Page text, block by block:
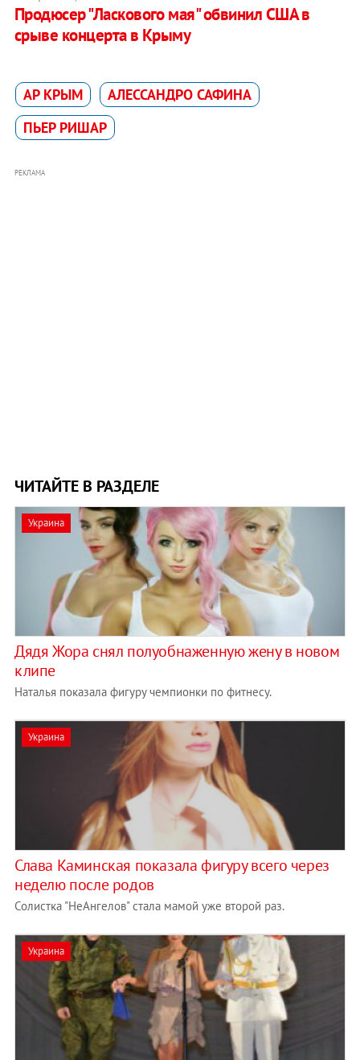
Продюсер "Ласкового мая" обвинил США в
срыве концерта в Крыму
АР КРЫМ
АЛЕССАНДРО САФИНА
ПЬЕР РИШАР
РЕКЛАМА
ЧИТАЙТЕ В РАЗДЕЛЕ
Украина
Дядя Жора снял полуобнаженную жену в новом
клипе
Наталья показала фигуру чемпионки по фитнесу.
Украина
Слава Каминская показала фигуру всего через
неделю после родов
Солистка "НеАнгелов" стала мамой уже второй раз.
Украина